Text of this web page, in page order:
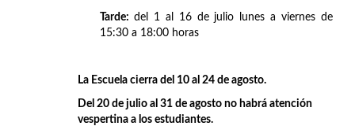
Tarde: del 1 al 16 de julio lunes a viernes de
15:30 a 18:00 horas
La Escuela cierra del 10 al 24 de agosto.
Del 20 de julio al 31 de agosto no habrá atención
vespertina a los estudiantes.